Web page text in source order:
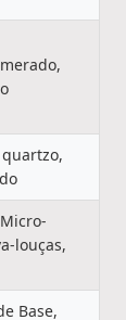
louças,
Base,